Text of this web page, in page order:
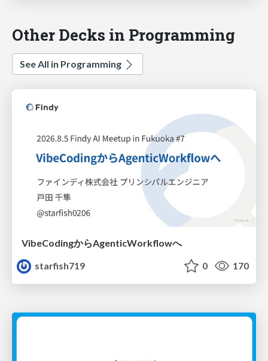
Other Decks in Programming
See All in Programming
VibeCodingからAgenticWorkflowへ
starfish719
0 170